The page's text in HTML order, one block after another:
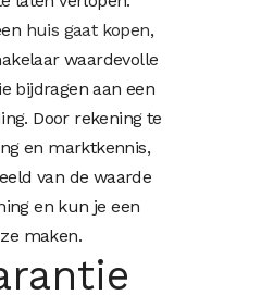
huis gaat kopen,
waardevolle
bijdragen aan een
Door rekening te
en marktkennis,
van de waarde
en kun je een
maken.